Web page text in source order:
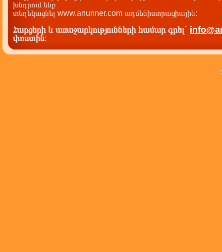
խնդրում ենք
տեղեկացնել www.anunner.com ադմենիստրացիային:
Հարցերի և առաջարկությունների համար գրել`
փոստին: